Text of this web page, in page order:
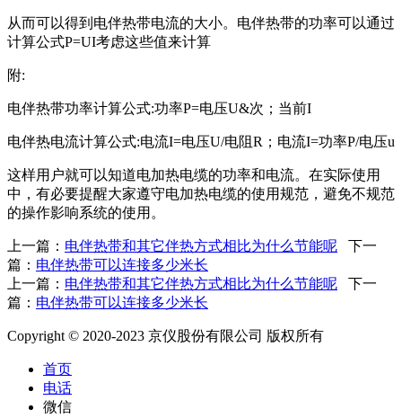
从而可以得到电伴热带电流的大小。电伴热带的功率可以通过
计算公式P=UI考虑这些值来计算
附:
电伴热带功率计算公式:功率P=电压U&次；当前I
电伴热电流计算公式:电流I=电压U/电阻R；电流I=功率P/电压u
这样用户就可以知道电加热电缆的功率和电流。在实际使用
中，有必要提醒大家遵守电加热电缆的使用规范，避免不规范
的操作影响系统的使用。
上一篇： 电伴热带和其它伴热方式相比为什么节能呢 下一
篇： 电伴热带可以连接多少米长
上一篇： 电伴热带和其它伴热方式相比为什么节能呢 下一
篇： 电伴热带可以连接多少米长
Copyright © 2020-2023 京仪股份有限公司 版权所有
首页
电话
微信